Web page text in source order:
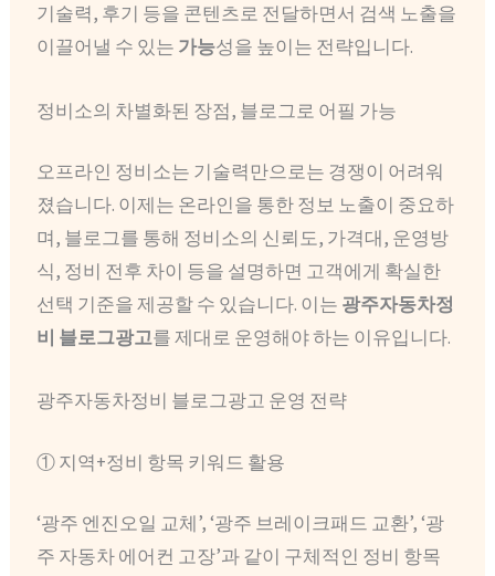
기술력, 후기 등을 콘텐츠로 전달하면서 검색 노출을
이끌어낼 수 있는 가능성을 높이는 전략입니다.
정비소의 차별화된 장점, 블로그로 어필 가능
오프라인 정비소는 기술력만으로는 경쟁이 어려워
졌습니다. 이제는 온라인을 통한 정보 노출이 중요하
며, 블로그를 통해 정비소의 신뢰도, 가격대, 운영방
식, 정비 전후 차이 등을 설명하면 고객에게 확실한
선택 기준을 제공할 수 있습니다. 이는 광주자동차정
비 블로그광고를 제대로 운영해야 하는 이유입니다.
광주자동차정비 블로그광고 운영 전략
① 지역+정비 항목 키워드 활용
‘광주 엔진오일 교체’, ‘광주 브레이크패드 교환’, ‘광
주 자동차 에어컨 고장’과 같이 구체적인 정비 항목